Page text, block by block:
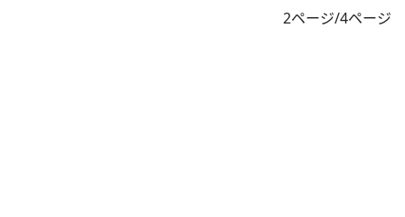
2ページ/4ページ